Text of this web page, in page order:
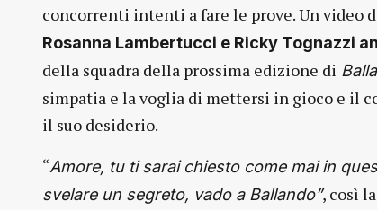
concorrenti intenti a fare le prove. Un video
Rosanna Lambertucci e Ricky Tognazzi
della squadra della prossima edizione di
simpatia e la voglia di mettersi in gioco e il
il suo desiderio.
“Amore, tu ti sarai chiesto come mai in
svelare un segreto, vado a Ballando”, così